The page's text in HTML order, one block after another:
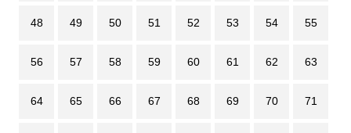
48 49 50 51 52 53 54 55
56 57 58 59 60 61 62 63
64 65 66 67 68 69 70 71